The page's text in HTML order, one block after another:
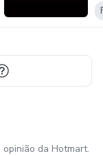
da Hotmart.